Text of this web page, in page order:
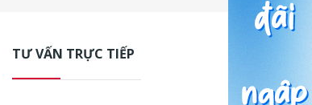
TƯ VẤN TRỰC TIẾP